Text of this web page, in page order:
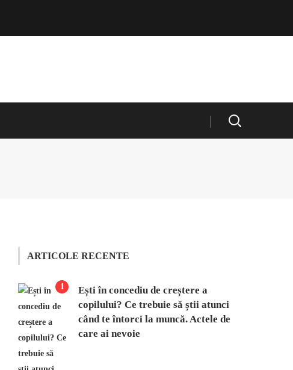
ARTICOLE RECENTE
1
Ești în concediu de creștere a
copilului? Ce trebuie să știi atunci
când te întorci la muncă. Actele de
care ai nevoie